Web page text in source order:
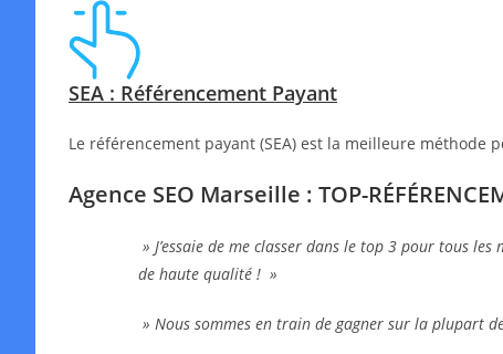
SEA : Référencement Payant
Le référencement payant (SEA) est la meilleure
Agence SEO Marseille : TOP-
» J’essaie de me classer dans le top 3 pour tous
de haute qualité ! »
» Nous sommes en train de gagner sur la plupart